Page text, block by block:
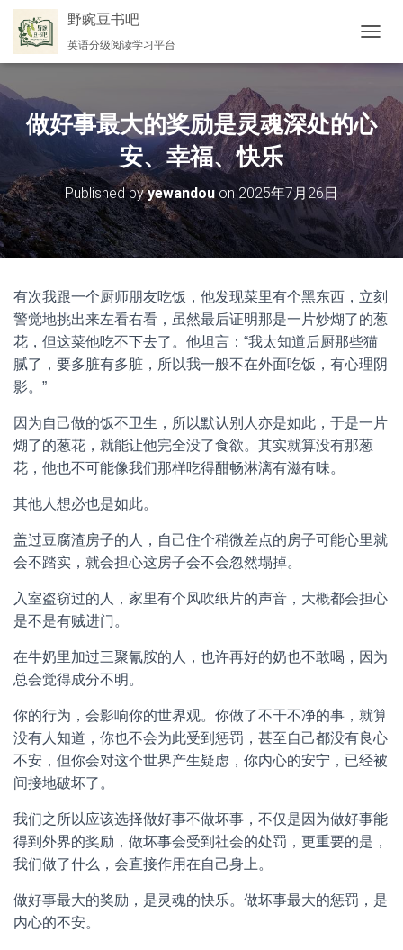
野豌豆书吧
英语分级阅读学习平台
换
做好事最大的奖励是灵魂深处的心
安、幸福、快乐
Published byyewandou on2025年7月26日
有次我跟一个厨师朋友吃饭，他发现菜里有个黑东西，立刻
警觉地挑出来左看右看，虽然最后证明那是一片炒煳了的葱
花，但这菜他吃不下去了。他坦言：“我太知道后厨那些猫
腻了，要多脏有多脏，所以我一般不在外面吃饭，有心理阴
影。”
因为自己做的饭不卫生，所以默认别人亦是如此，于是一片
煳了的葱花，就能让他完全没了食欲。其实就算没有那葱
花，他也不可能像我们那样吃得酣畅淋漓有滋有味。
其他人想必也是如此。
盖过豆腐渣房子的人，自己住个稍微差点的房子可能心里就
会不踏实，就会担心这房子会不会忽然塌掉。
入室盗窃过的人，家里有个风吹纸片的声音，大概都会担心
是不是有贼进门。
在牛奶里加过三聚氰胺的人，也许再好的奶也不敢喝，因为
总会觉得成分不明。
你的行为，会影响你的世界观。你做了不干不净的事，就算
没有人知道，你也不会为此受到惩罚，甚至自己都没有良心
不安，但你会对这个世界产生疑虑，你内心的安宁，已经被
间接地破坏了。
我们之所以应该选择做好事不做坏事，不仅是因为做好事能
得到外界的奖励，做坏事会受到社会的处罚，更重要的是，
我们做了什么，会直接作用在自己身上。
做好事最大的奖励，是灵魂的快乐。做坏事最大的惩罚，是
内心的不安。